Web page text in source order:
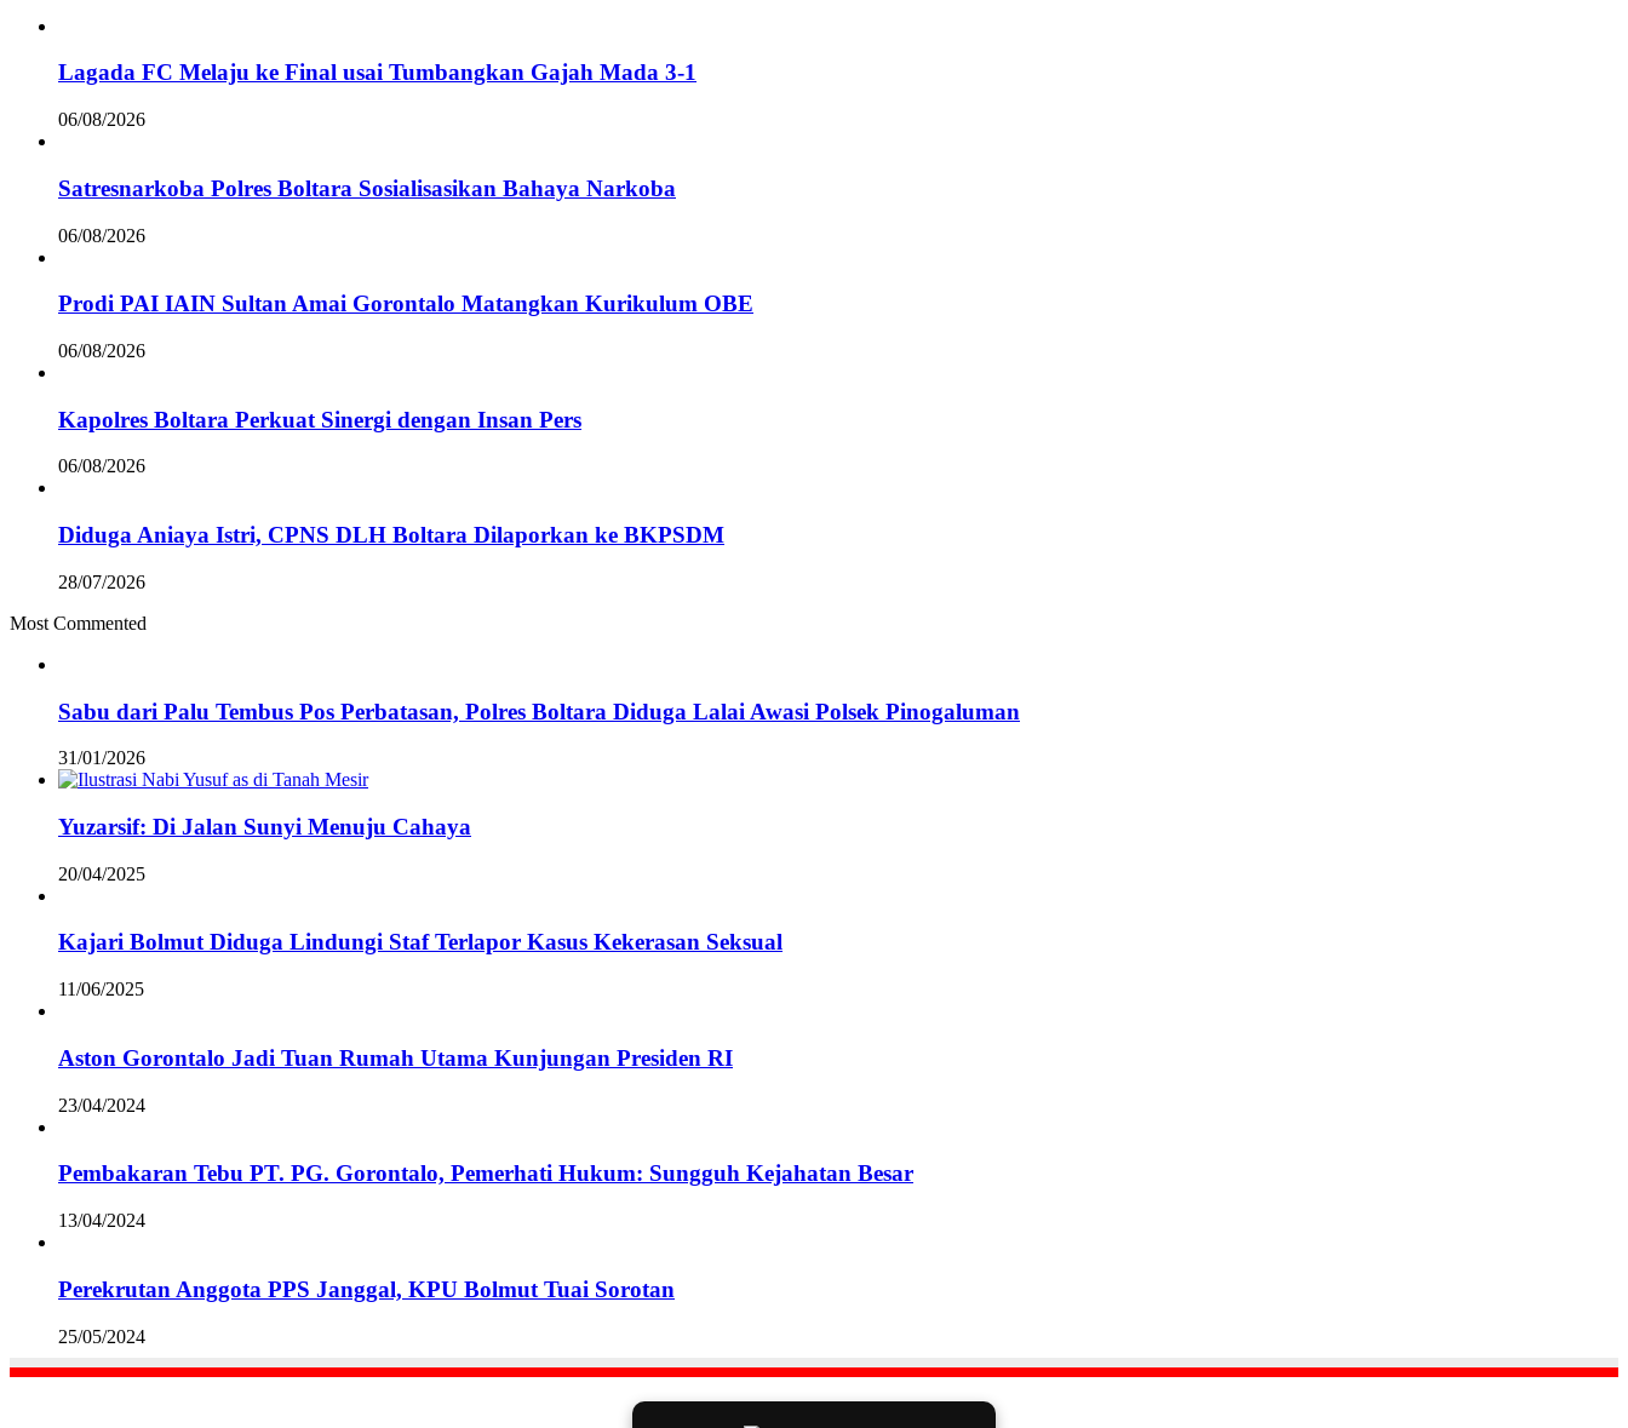
Lagada FC Melaju ke Final usai Tumbangkan Gajah Mada 3-1
06/08/2026
Satresnarkoba Polres Boltara Sosialisasikan Bahaya Narkoba
06/08/2026
Prodi PAI IAIN Sultan Amai Gorontalo Matangkan Kurikulum OBE
06/08/2026
Kapolres Boltara Perkuat Sinergi dengan Insan Pers
06/08/2026
Diduga Aniaya Istri, CPNS DLH Boltara Dilaporkan ke BKPSDM
28/07/2026
Most Commented
Sabu dari Palu Tembus Pos Perbatasan, Polres Boltara Diduga Lalai Awasi Polsek Pinogaluman
31/01/2026
Yuzarsif: Di Jalan Sunyi Menuju Cahaya
20/04/2025
Kajari Bolmut Diduga Lindungi Staf Terlapor Kasus Kekerasan Seksual
11/06/2025
Aston Gorontalo Jadi Tuan Rumah Utama Kunjungan Presiden RI
23/04/2024
Pembakaran Tebu PT. PG. Gorontalo, Pemerhati Hukum: Sungguh Kejahatan Besar
13/04/2024
Perekrutan Anggota PPS Janggal, KPU Bolmut Tuai Sorotan
25/05/2024